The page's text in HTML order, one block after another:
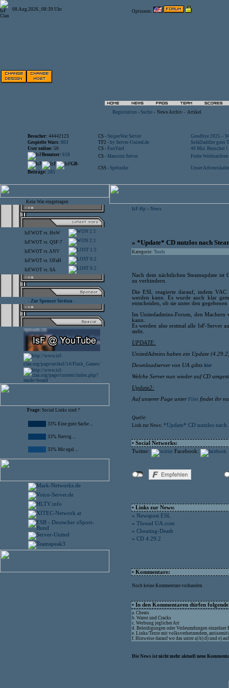
08.Aug.2026 , 08:39 Uhr Optionen:
Registration - Suche - News Archiv - Artikel
Besucher: 44442123 CS - SniperWar Server
Goodbye 2025 –
Gespielte Wars: 803 TF2 - by Server-United.de
SofaDaddler goes
User online: 50 CS - FunYard
40 Mio. Beuscher
Benutzer: 618 CS - Mansion Server
Frohe
GB-
Beiträge: 285
CSS - Spelunke Unser
Kein War eingetragen
IsF.WOT vs. HoW 2:1
IsF.WOT vs. QSF-7 2:1
IsF.WOT vs.ANV 1:2
IsF.WOT vs. OFaH 0:2
IsF.WOT vs. SA 0:2
- Zur Sponsor Section -
Frage: Social Links sind ?
33% Eine gute Sache ...
33% Nervig ...
33% Mir egal ...
IsF-Hp > News
» *Update* CD nutzlos nach
Kategorie: Tools
Nach dem nächtlichen Steamupdate
zu verhindern.
Die ESL reagierte darauf, indem VAC
werden kann. Es wurde auch klar
entscheiden, ob sie unter den
Im Unitedadmins-Forum, den Machern
kann.
Es werden also erstmal alle IsF-Server
steht.
UPDATE:
UnitedAdmins haben ein Update
Downloadserver von UA gibts hier
Welche Server nun wieder auf CD
Update2:
Auf unserer Page unter Files findet ihr
Quelle:
Link zur News: *Update* CD nutzlos nach
• Social Networks:
Twitter:
Facebook:
• Links zur News:
» Newspost ESL
» Thread UA.com
» Cheating-Death
» CD 4.29.2
• Kommentare:
Noch keine Kommentare vorhanden
• In den Kommentaren dürfen
a. Cheats
b. Warez und Cracks
c. Werbung jeglicher Art
d. Beleidigungen oder Verleumdungen einzelner
e. Links/Texte mit volksverhetzendem,
f. Hinweise darauf wo das unter a) b) d) und e)
Die News ist nicht mehr aktuell neue